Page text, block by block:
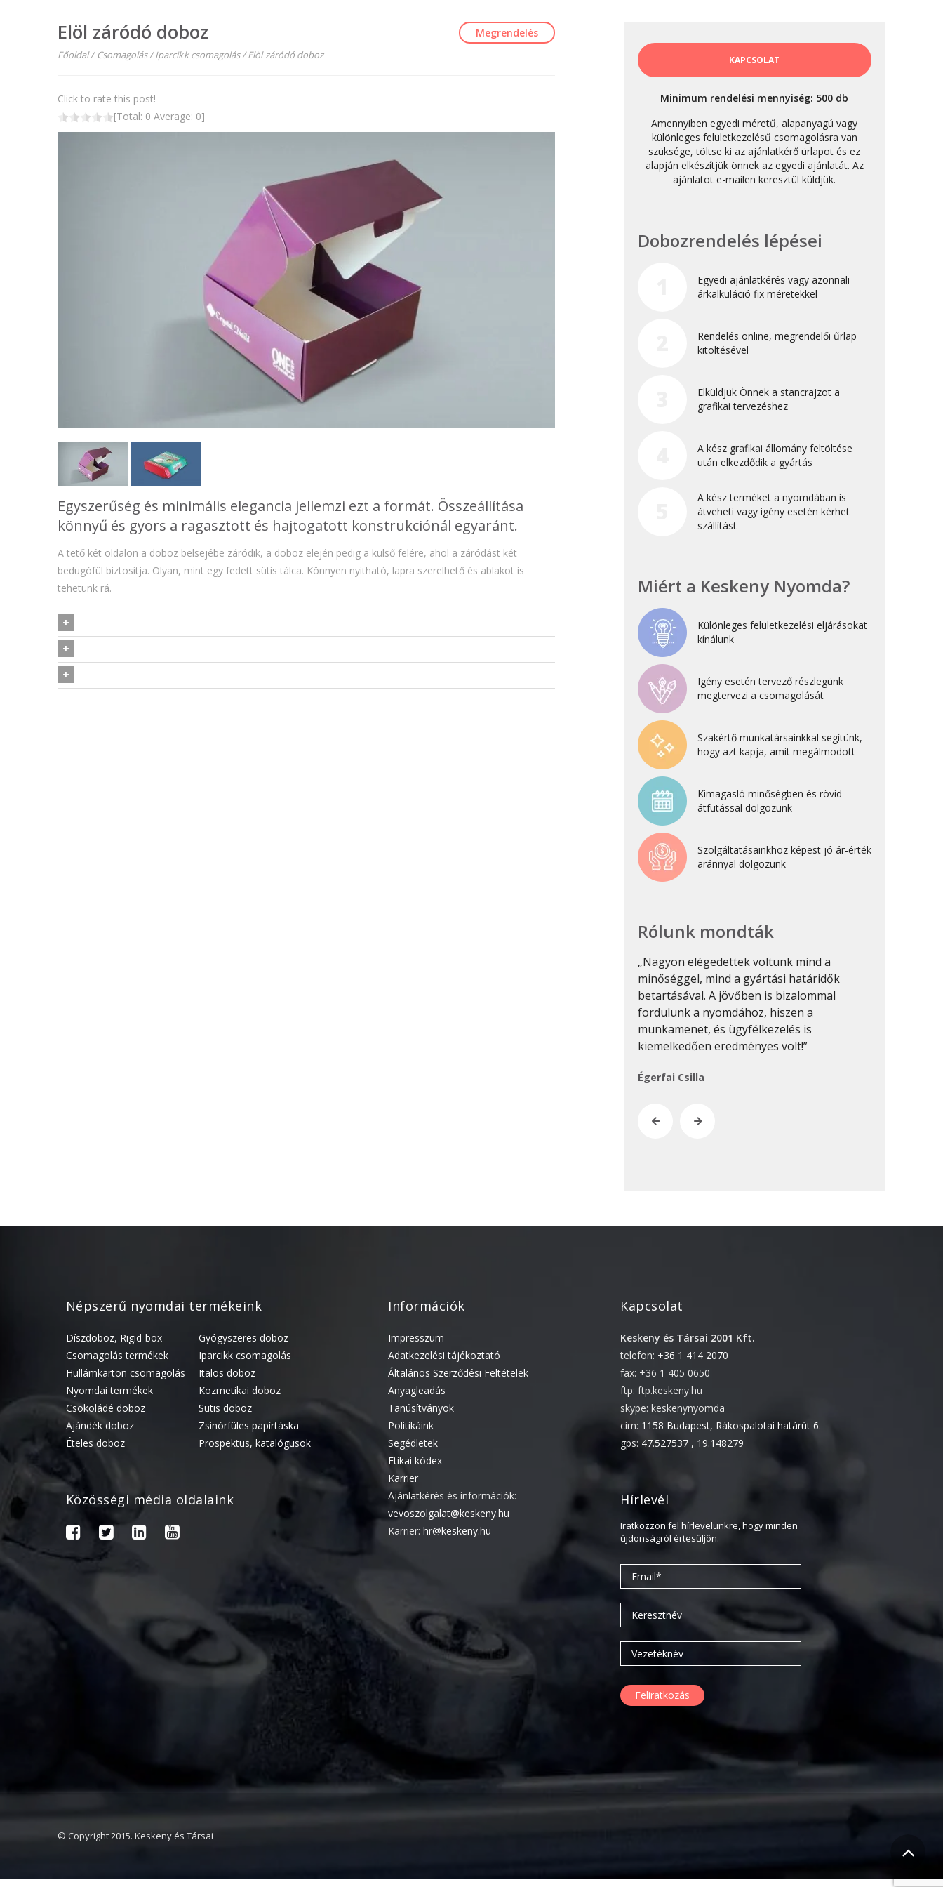
Kategóriák
Blog
Csomagolás
Design
Hírek
Nyomtatás
Uncategorized
Archívum
2025. március
2024. november
2024. október
2023. július
2022. szeptember
2022. január
2021. szeptember
2021. június
2021. február
2020. október
2020. szeptember
2020. április
2020. február
2019. november
2019. július
2019. június
2019. május
2017. július
2017. április
2017. március
2016. június
2016. április
2016. március
2016. február
2015. szeptember
Elöl záródó doboz Megrendelés
Főoldal/ Csomagolás/Iparcikk csomagolás/Elöl záródó doboz
Click to rate this post!
[Total: 0 Average: 0]
Egyszerűség és minimális elegancia jellemzi ezt a formát. Összeállítása
könnyű és gyors a ragasztott és hajtogatott konstrukciónál egyaránt.
A tető két oldalon a doboz belsejébe záródik, a doboz elején pedig a külső felére, ahol a záródást két
bedugófül biztosítja. Olyan, mint egy fedett sütis tálca. Könnyen nyitható, lapra szerelhető és ablakot is
tehetünk rá.
KAPCSOLAT
Minimum rendelési mennyiség: 500 db
Amennyiben egyedi méretű, alapanyagú vagy
különleges felületkezelésű csomagolásra van
szüksége, töltse ki az ajánlatkérő ürlapot és ez
alapján elkészítjük önnek az egyedi ajánlatát. Az
ajánlatot e-mailen keresztül küldjük.
Dobozrendelés lépései
Egyedi ajánlatkérés vagy azonnali
árkalkuláció fix méretekkel
Rendelés online, megrendelői űrlap
kitöltésével
Elküldjük Önnek a stancrajzot a
grafikai tervezéshez
A kész grafikai állomány feltöltése
után elkezdődik a gyártás
A kész terméket a nyomdában is
átveheti vagy igény esetén kérhet
szállítást
Miért a Keskeny Nyomda?
Különleges felületkezelési eljárásokat
kínálunk
Igény esetén tervező részlegünk
megtervezi a csomagolását
Szakértő munkatársainkkal segítünk,
hogy azt kapja, amit megálmodott
Kimagasló minőségben és rövid
átfutással dolgozunk
Szolgáltatásainkhoz képest jó ár-érték
aránnyal dolgozunk
Rólunk mondták
„Nagyon elégedettek voltunk mind a
minőséggel, mind a gyártási határidők
betartásával. A jövőben is bizalommal
fordulunk a nyomdához, hiszen a
munkamenet, és ügyfélkezelés is
kiemelkedően eredményes volt!”
Égerfai Csilla
Népszerű nyomdai termékeink
Díszdoboz, Rigid-box
Csomagolás termékek
Hullámkarton csomagolás
Nyomdai termékek
Csokoládé doboz
Ajándék doboz
Ételes doboz
Gyógyszeres doboz
Iparcikk csomagolás
Italos doboz
Kozmetikai doboz
Sütis doboz
Zsinórfüles papírtáska
Prospektus, katalógusok
Közösségi média oldalaink
Információk
Impresszum
Adatkezelési tájékoztató
Általános Szerződési Feltételek
Anyagleadás
Tanúsítványok
Politikáink
Segédletek
Etikai kódex
Karrier
Ajánlatkérés és információk:
vevoszolgalat@keskeny.hu
Karrier:hr@keskeny.hu
Kapcsolat
Keskeny és Társai 2001 Kft.
telefon: +36 1 414 2070
fax: +36 1 405 0650
ftp: ftp.keskeny.hu
skype: keskenynyomda
cím: 1158 Budapest, Rákospalotai határút 6.
gps: 47.527537 , 19.148279
Hírlevél
Iratkozzon fel hírlevelünkre, hogy minden
újdonságról értesüljön.
© Copyright 2015. Keskeny és Társai